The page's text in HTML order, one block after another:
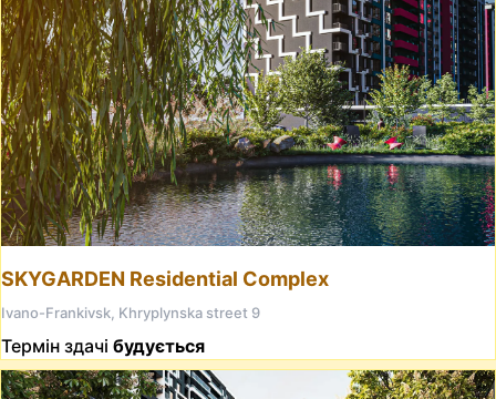
SKYGARDEN Residential Complex
Ivano-Frankivsk, Khryplynska street 9
Термін здачі будується